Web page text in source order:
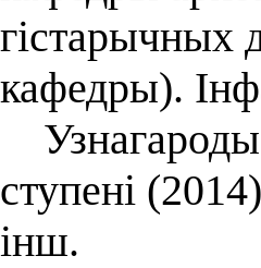
гістарычных
кафедры).
ступені
інш.